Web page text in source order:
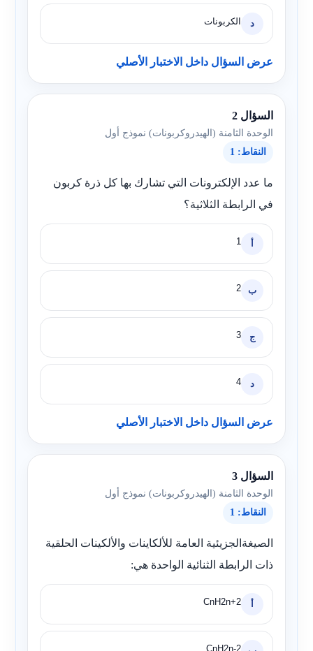
د الكربونات
عرض السؤال داخل الاختبار الأصلي
السؤال 2
الوحدة الثامنة (الهيدروكربونات) نموذج أول
النقاط: 1
ما عدد الإلكترونات التي تشارك بها كل ذرة كربون
في الرابطة الثلاثية؟
1
ب 2
ج 3
د 4
عرض السؤال داخل الاختبار الأصلي
السؤال 3
الوحدة الثامنة (الهيدروكربونات) نموذج أول
النقاط: 1
الصيغةالجزيئية العامة للألكاينات والألكينات الحلقية
ذات الرابطة الثنائية الواحدة هي:
CnH2n+2
CnH2n-2